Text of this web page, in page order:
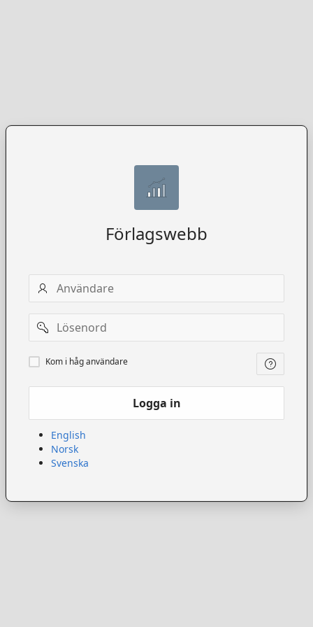
Förlagswebb
Användarnamn
Lösenord
Kom
ihåg
Kom i håg användare
Logga in
English
Norsk
Svenska